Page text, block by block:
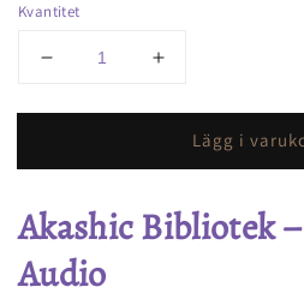
Kvantitet
Minska
för
records-
Audio
på
svenska
Öka
för
AKASHIC
records-
Audio
på
Lägg i
Akashic Bibliotek
Audio